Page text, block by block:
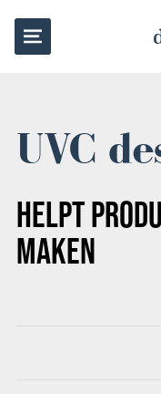
UVC
HELPT
MAKEN
TERUG NAAR